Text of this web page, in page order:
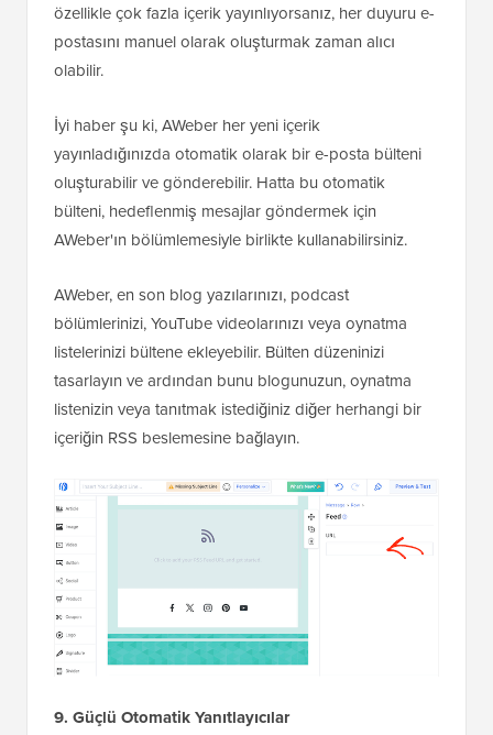
özellikle çok fazla içerik yayınlıyorsanız, her duyuru e-
postasını manuel olarak oluşturmak zaman alıcı
olabilir.
İyi haber şu ki, AWeber her yeni içerik
yayınladığınızda otomatik olarak bir e-posta bülteni
oluşturabilir ve gönderebilir. Hatta bu otomatik
bülteni, hedeflenmiş mesajlar göndermek için
AWeber'ın bölümlemesiyle birlikte kullanabilirsiniz.
AWeber, en son blog yazılarınızı, podcast
bölümlerinizi, YouTube videolarınızı veya oynatma
listelerinizi bültene ekleyebilir. Bülten düzeninizi
tasarlayın ve ardından bunu blogunuzun, oynatma
listenizin veya tanıtmak istediğiniz diğer herhangi bir
içeriğin RSS beslemesine bağlayın.
9. Güçlü Otomatik Yanıtlayıcılar